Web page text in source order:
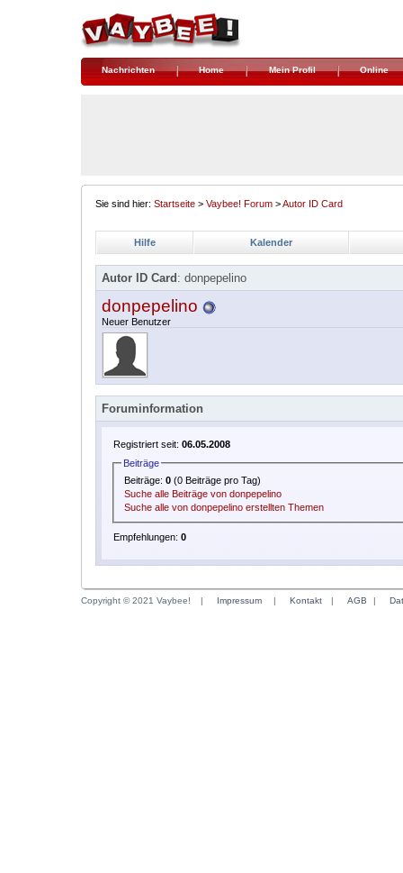
Nachrichten Home Mein Profil Online
Sie sind hier: Startseite > Vaybee! Forum >Autor ID Card
Hilfe Kalender
Autor ID Card : donpepelino
donpepelino
Neuer Benutzer
Foruminformation
Registriert seit: 06.05.2008
Beiträge
Beiträge:0 (0 Beiträge pro Tag)
Suche alle Beiträge von donpepelino
Suche alle von donpepelino erstellten Themen
Empfehlungen: 0
Copyright © 2021 Vaybee! | Impressum | Kontakt | AGB |